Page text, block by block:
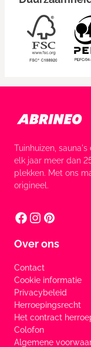
Tuinhuizen,
elk jaar meer dan
plekken. Met ons
origineel.
Over ons
Contact
Cookie informatie
Privacybeleid
Herroepingsrecht
Het contract
Colofon
Algemene